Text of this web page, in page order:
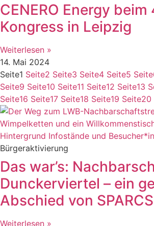
CENERO Energy beim
Kongress in Leipzig
Weiterlesen »
14. Mai 2024
Seite1 Seite2 Seite3 Seite4 Seite5 Seite
Seite9 Seite10 Seite11 Seite12 Seite13
Seite16 Seite17 Seite18 Seite19 Seite20
Bürgeraktivierung
Das war’s:
Dunckerviertel – ein
Abschied von SPARCS
Weiterlesen »